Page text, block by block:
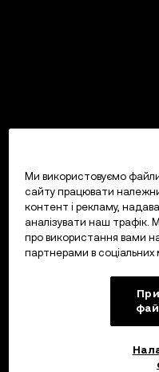
Ми використовуємо
сайту працювати
контент і рекламу,
аналізувати наш трафік.
про використання вами
партнерами в соціальних